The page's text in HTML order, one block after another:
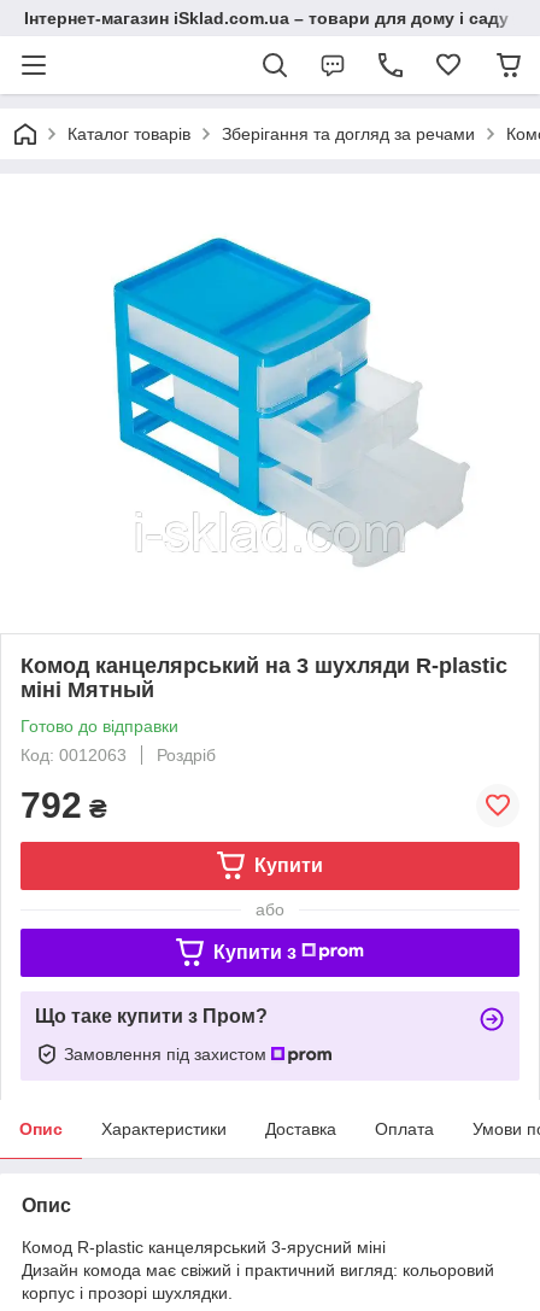
Інтернет-магазин iSklad.com.ua – товари для дому і саду
Каталог товарів Зберігання та догляд за речами
Комод канцелярський на 3 шухляди R-plastic
міні Мятный
Готово до відправки
Код: 0012063
Роздріб
792 ₴
Купити
або
Купити з
Що таке купити з Пром?
Замовлення під захистом
Опис Характеристики Доставка Оплата Умови
Опис
Комод R-plastic канцелярський 3-ярусний міні
Дизайн комода має свіжий і практичний вигляд: кольоровий
корпус і прозорі шухлядки.